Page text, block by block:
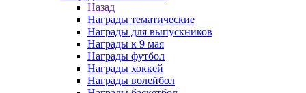
Назад
Награды тематические
Награды для выпускников
Награды к 9 мая
Награды футбол
Награды хоккей
Награды волейбол